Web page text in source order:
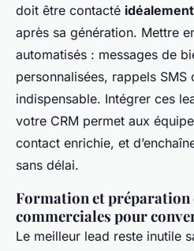
doit être contacté
après sa génération. Mettre
automatisés : messages de
personnalisées, rappels SMS
indispensable. Intégrer ces
votre CRM permet aux
contact enrichie, et
sans délai.
Formation et préparation
commerciales pour
Le meilleur lead reste inutile